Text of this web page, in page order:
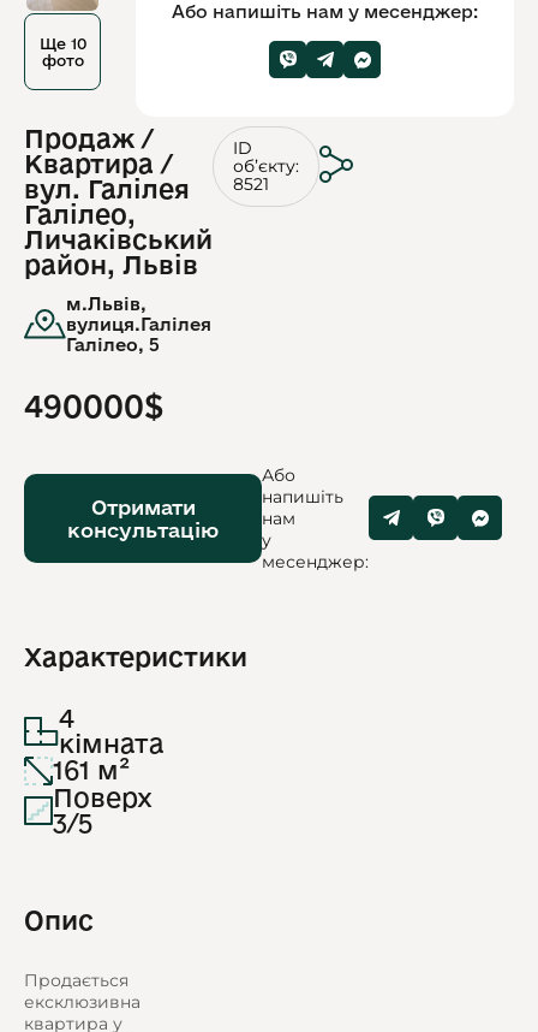
Ще 10
фото
Продаж /
Квартира /
вул. Галілея
Галілео,
Личаківський
район, Львів
м.Львів,
вулиця.Галілея
Галілео, 5
ID
обʼєкту:
8521
490000$
Отримати
консультацію
Або
напишіть
нам
у
месенджер:
Характеристики
4
кімната
161 м²
Поверх
3/5
Опис
Продається
ексклюзивна
квартира у
Або напишіть нам у месенджер: